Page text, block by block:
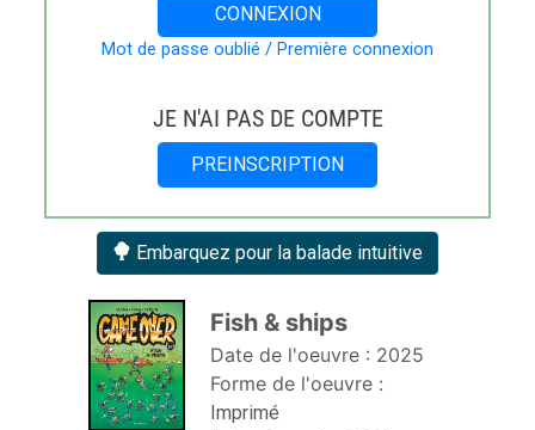
Embarquez pour la balade intuitive
Fish & ships
Date de l'oeuvre : 2025
Forme de l'oeuvre :
Imprimé
CONNEXION
Mot de passe oublié / Première connexion
JE N'AI PAS DE COMPTE
PREINSCRIPTION